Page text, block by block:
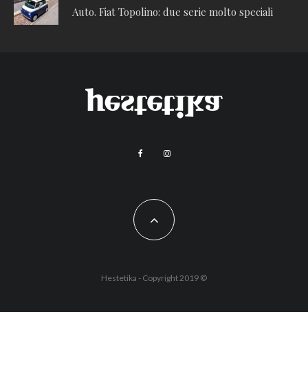
Auto. Fiat Topolino: due serie molto speciali
Hestetika - Copyright 2019 ©